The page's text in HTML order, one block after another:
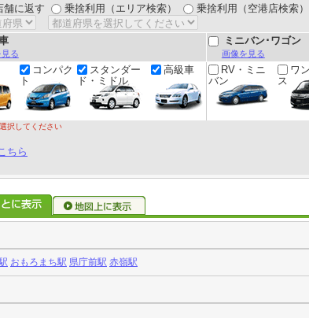
舗に返す 乗捨利用（エリア検索） 乗捨利用（空港店検索）
る
ミニバン･ワゴン
画像を見る
コンパク
ト
スタンダー
ド・ミドル
高級車
RV・ミニ
バン
ワ
ス
択してください
ちら
おもろまち駅 県庁前駅 赤嶺駅